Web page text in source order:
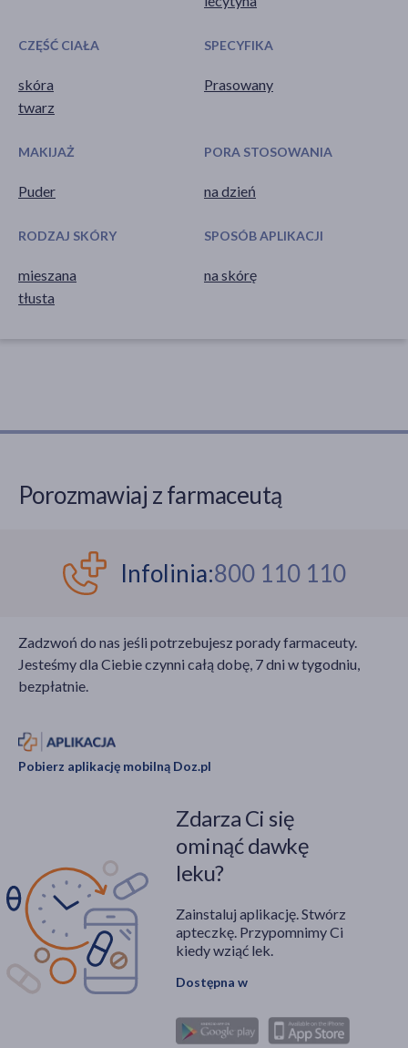
CZĘŚĆ CIAŁA
skóra
twarz
SPECYFIKA
Prasowany
MAKIJAŻ
Puder
PORA STOSOWANIA
na dzień
RODZAJ SKÓRY
mieszana
tłusta
SPOSÓB APLIKACJI
na skórę
Porozmawiaj z farmaceutą
Infolinia:800 110 110
Zadzwoń do nas jeśli potrzebujesz porady farmaceuty.
Jesteśmy dla Ciebie czynni całą dobę, 7 dni w tygodniu,
bezpłatnie.
Pobierz aplikację mobilną Doz.pl
Zdarza Ci się
ominąć dawkę
leku?
Zainstaluj aplikację. Stwórz
apteczkę. Przypomnimy Ci
kiedy wziąć lek.
Dostępna w